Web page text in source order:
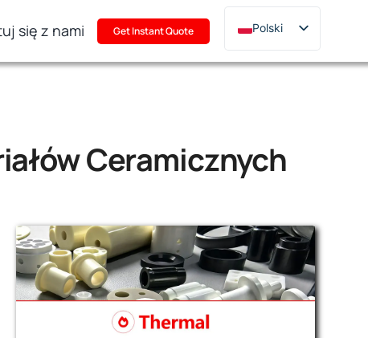
się z nami Get Instant Quote
Polski
English
한국어
Italiano
Português
Ceramicznych